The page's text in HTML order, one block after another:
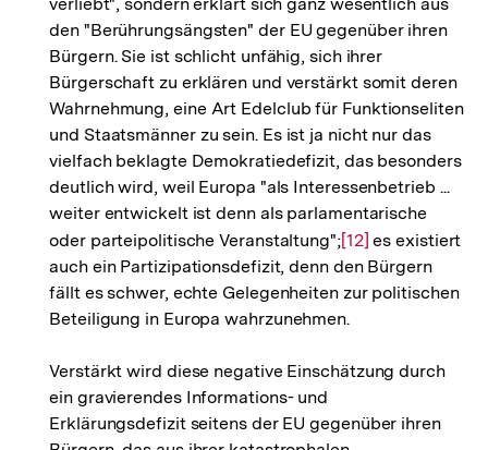
den "Berührungsängsten" der EU gegenüber ihren
Bürgern. Sie ist schlicht unfähig, sich ihrer
Bürgerschaft zu erklären und verstärkt somit deren
Wahrnehmung, eine Art Edelclub für Funktionseliten
und Staatsmänner zu sein. Es ist ja nicht nur das
vielfach beklagte Demokratiedefizit, das besonders
deutlich wird, weil Europa "als Interessenbetrieb ...
weiter entwickelt ist denn als parlamentarische
oder parteipolitische Veranstaltung";Zur
Auflösung
der
Fußnote
[12] es existiert
auch ein Partizipationsdefizit, denn den Bürgern
fällt es schwer, echte Gelegenheiten zur politischen
Beteiligung in Europa wahrzunehmen.
Verstärkt wird diese negative Einschätzung durch
ein gravierendes Informations- und
Erklärungsdefizit seitens der EU gegenüber ihren